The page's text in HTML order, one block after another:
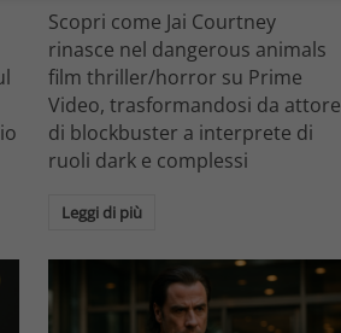
Scopri come Jai Courtney
rinasce nel dangerous animals
film thriller/horror su Prime
Video, trasformandosi da attore
di blockbuster a interprete di
ruoli dark e complessi
Leggi di più